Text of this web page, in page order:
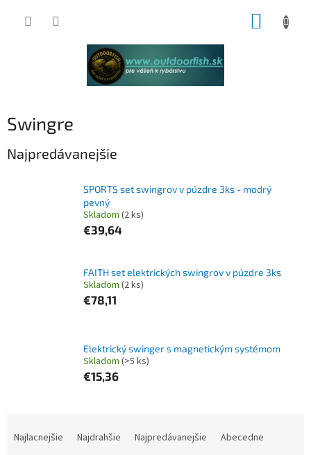
Swingre
Najpredávanejšie
SPORTS set swingrov v púzdre 3ks - modrý
pevný
Skladom (2 ks)
€39,64
FAITH set elektrických swingrov v púzdre 3ks
Skladom (2 ks)
€78,11
Elektrický swinger s magnetickým systémom
Skladom (>5 ks)
€15,36
Najlacnejšie Najdrahšie Najpredávanejšie Abecedne